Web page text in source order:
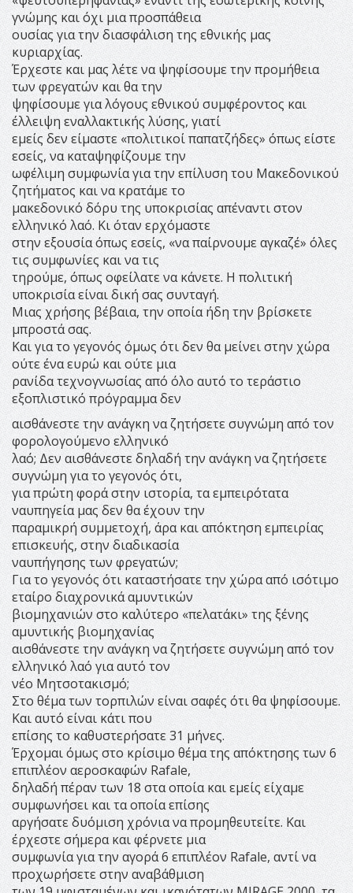
γνώμης και όχι μια προσπάθεια
ουσίας για την διασφάλιση της εθνικής μας
κυριαρχίας.
Έρχεστε και μας λέτε να ψηφίσουμε την προμήθεια
των φρεγατών και θα την
ψηφίσουμε για λόγους εθνικού συμφέροντος και
έλλειψη εναλλακτικής λύσης, γιατί
εμείς δεν είμαστε «πολιτικοί παπατζήδες» όπως είστε
εσείς, να καταψηφίζουμε την
ωφέλιμη συμφωνία για την επίλυση του Μακεδονικού
ζητήματος και να κρατάμε το
μακεδονικό δόρυ της υποκρισίας απέναντι στον
ελληνικό λαό. Κι όταν ερχόμαστε
στην εξουσία όπως εσείς, «να παίρνουμε αγκαζέ» όλες
τις συμφωνίες και να τις
τηρούμε, όπως οφείλατε να κάνετε. Η πολιτική
υποκρισία είναι δική σας συνταγή.
Μιας χρήσης βέβαια, την οποία ήδη την βρίσκετε
μπροστά σας.
Και για το γεγονός όμως ότι δεν θα μείνει στην χώρα
ούτε ένα ευρώ και ούτε μια
ρανίδα τεχνογνωσίας από όλο αυτό το τεράστιο
εξοπλιστικό πρόγραμμα δεν
αισθάνεστε την ανάγκη να ζητήσετε συγνώμη από τον
φορολογούμενο ελληνικό
λαό; Δεν αισθάνεστε δηλαδή την ανάγκη να ζητήσετε
συγνώμη για το γεγονός ότι,
για πρώτη φορά στην ιστορία, τα εμπειρότατα
ναυπηγεία μας δεν θα έχουν την
παραμικρή συμμετοχή, άρα και απόκτηση εμπειρίας
επισκευής, στην διαδικασία
ναυπήγησης των φρεγατών;
Για το γεγονός ότι καταστήσατε την χώρα από ισότιμο
εταίρο διαχρονικά αμυντικών
βιομηχανιών στο καλύτερο «πελατάκι» της ξένης
αμυντικής βιομηχανίας
αισθάνεστε την ανάγκη να ζητήσετε συγνώμη από τον
ελληνικό λαό για αυτό τον
νέο Μητσοτακισμό;
Στο θέμα των τορπιλών είναι σαφές ότι θα ψηφίσουμε.
Και αυτό είναι κάτι που
επίσης το καθυστερήσατε 31 μήνες.
Έρχομαι όμως στο κρίσιμο θέμα της απόκτησης των 6
επιπλέον αεροσκαφών Rafale,
δηλαδή πέραν των 18 στα οποία και εμείς είχαμε
συμφωνήσει και τα οποία επίσης
αργήσατε δυόμιση χρόνια να προμηθευτείτε. Και
έρχεστε σήμερα και φέρνετε μια
συμφωνία για την αγορά 6 επιπλέον Rafale, αντί να
προχωρήσετε στην αναβάθμιση